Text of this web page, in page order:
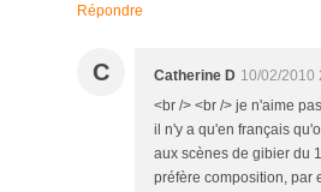
Répondre
C Catherine D 10/02/2010
<br /> <br /> je n'aime
il n'y a qu'en français
aux scènes de gibier du
préfère composition, par